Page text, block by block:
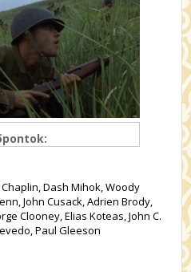
Chaplin, Dash Mihok, Woody
John Cusack, Adrien Brody,
Clooney, Elias Koteas, John C.
Paul Gleeson